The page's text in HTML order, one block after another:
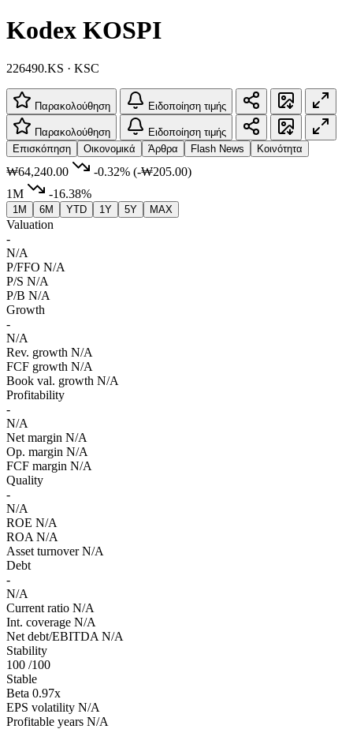
Kodex KOSPI
226490.KS · KSC
Παρακολούθηση Ειδοποίηση τιμής
Παρακολούθηση
Ειδοποίηση τιμής
Επισκόπηση
Οικονομικά Άρθρα Flash News Κοινότητα
₩64,240.00 -0.32% (-₩205.00)
1M
-16.38%
1M 6M YTD 1Y 5Y MAX
Valuation
-
N/A
P/FFO N/A
P/S N/A
P/B N/A
Growth
-
N/A
Rev. growth N/A
FCF growth N/A
Book val. growth N/A
Profitability
-
N/A
Net margin N/A
Op. margin N/A
FCF margin N/A
Quality
-
N/A
ROE N/A
ROA N/A
Asset turnover N/A
Debt
-
N/A
Current ratio N/A
Int. coverage N/A
Net debt/EBITDA N/A
Stability
100 /100
Stable
Beta 0.97x
EPS volatility N/A
Profitable years N/A